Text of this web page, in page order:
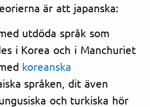
är att japanska:
utdöda språk som
i Korea och i Manchuriet
koreanska
språken, dit även
och turkiska hör